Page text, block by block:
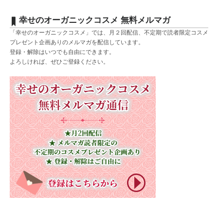
幸せのオーガニックコスメ 無料メルマガ
「幸せのオーガニックコスメ」では、月２回配信、不定期で読者限定コスメ
プレゼント企画ありのメルマガを配信しています。
登録・解除はいつでも自由にできます。
よろしければ、ぜひご登録ください。